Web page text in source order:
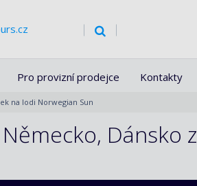
Pro provizní prodejce Kontakty
na lodi Norwegian Sun
Dánsko z